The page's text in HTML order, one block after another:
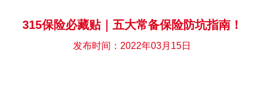
315保险必藏贴｜五大常备保险防坑指南！
发布时间：2022年03月15日